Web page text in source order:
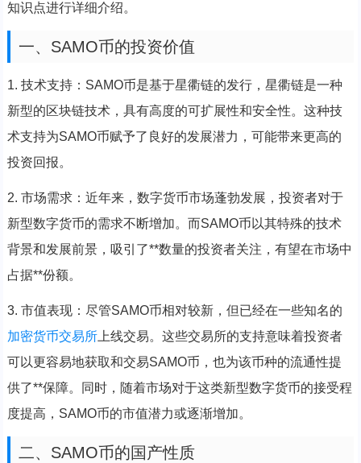
知识点进行详细介绍。
一、SAMO币的投资价值
1. 技术支持：SAMO币是基于星衢链的发行，星衢链是一种
新型的区块链技术，具有高度的可扩展性和安全性。这种技
术支持为SAMO币赋予了良好的发展潜力，可能带来更高的
投资回报。
2. 市场需求：近年来，数字货币市场蓬勃发展，投资者对于
新型数字货币的需求不断增加。而SAMO币以其特殊的技术
背景和发展前景，吸引了**数量的投资者关注，有望在市场中
占据**份额。
3. 市值表现：尽管SAMO币相对较新，但已经在一些知名的
加密货币交易所上线交易。这些交易所的支持意味着投资者
可以更容易地获取和交易SAMO币，也为该币种的流通性提
供了**保障。同时，随着市场对于这类新型数字货币的接受程
度提高，SAMO币的市值潜力或逐渐增加。
二、SAMO币的国产性质